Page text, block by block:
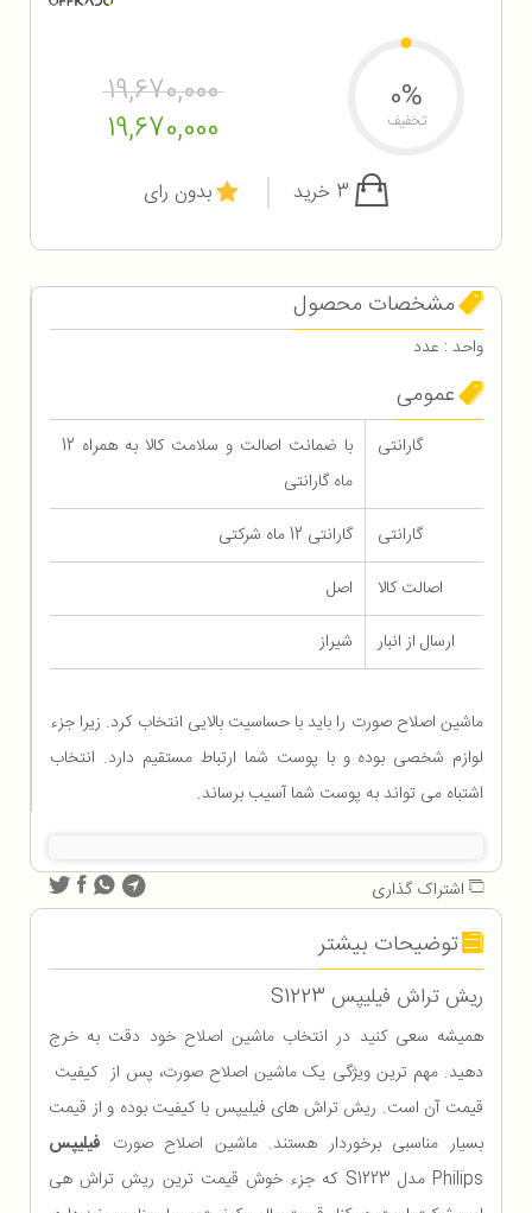
19,670,000
19,670,000
0%
تخفیف
بدون رای
مشخصات محصول
واحد : عدد
عمومی
گارانتی
با ضمانت اصالت و سلامت کالا به همراه 12
ماه گارانتی
گارانتی
گارانتی 12 ماه شرکتی
اصالت کالا
اصل
ارسال از انبار
شیراز
ماشین اصلاح صورت را باید با حساسیت بالایی انتخاب کرد. زیرا جزء
لوازم شخصی بوده و با پوست شما ارتباط مستقیم دارد. انتخاب
اشتباه می تواند به پوست شما آسیب برساند.
اشتراک گذاری
توضیحات بیشتر
ریش تراش فیلیپس S1223
همیشه سعی کنید در انتخاب ماشین اصلاح خود دقت به خرج
دهید. مهم ترین ویژگی یک ماشین اصلاح صورت، پس از کیفیت
قیمت آن است. ریش تراش های فیلیپس با کیفیت بوده و از قیمت
بسیار مناسبی برخوردار هستند. ماشین اصلاح صورت فیلیپس
Philips مدل S1223 که جزء خوش قیمت ترین ریش تراش هی